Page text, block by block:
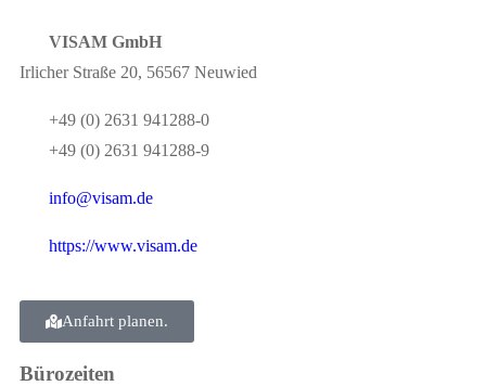
VISAM GmbH
Irlicher Straße 20, 56567 Neuwied
+49 (0) 2631 941288-0
+49 (0) 2631 941288-9
info@visam.de
https://www.visam.de
Anfahrt planen.
Bürozeiten